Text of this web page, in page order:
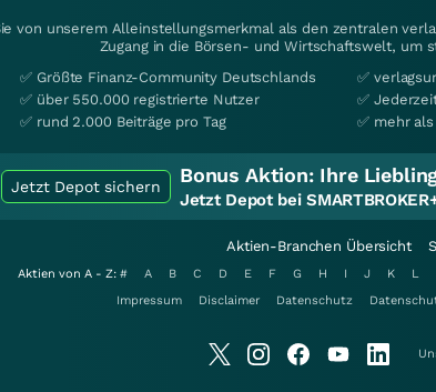
von unserem Alleinstellungsmerkmal als den zentralen
Zugang in die Börsen- und Wirtschaftswelt, um
✅ Größte Finanz-Community Deutschlands
✅ über 550.000 registrierte Nutzer
✅ rund 2.000 Beiträge pro Tag
✅
✅
✅ mehr
Jetzt Depot sichern Bonus Aktion: Ihre
Jetzt Depot bei
Aktien-Branchen Übersicht
Aktien von A - Z: # A B C D E F G H I J K L
Impressum
Disclaimer Datenschutz